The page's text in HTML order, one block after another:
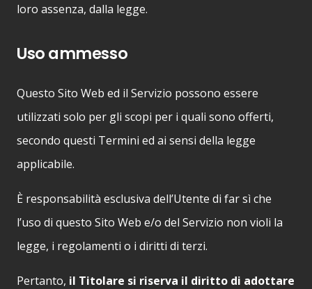
loro assenza, dalla legge.
Uso ammesso
Questo Sito Web ed il Servizio possono essere
utilizzati solo per gli scopi per i quali sono offerti,
secondo questi Termini ed ai sensi della legge
applicabile.
È responsabilità esclusiva dell’Utente di far sì che
l’uso di questo Sito Web e/o del Servizio non violi la
legge, i regolamenti o i diritti di terzi.
Pertanto, il Titolare si riserva il diritto di adottare